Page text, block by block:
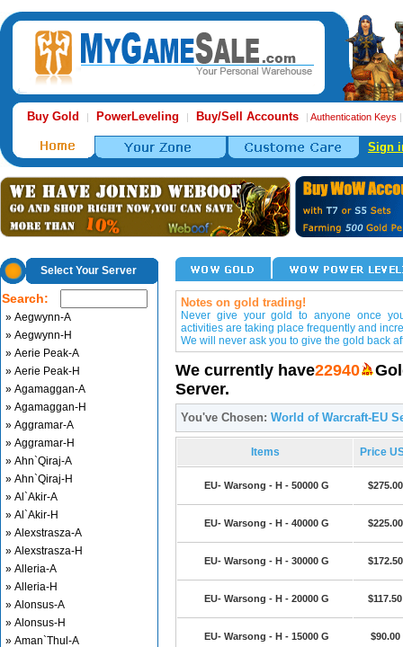
Buy Gold | PowerLeveling | Buy/Sell Accounts | Authentication Keys
Sign
Select Your Server
Search:
» Aegwynn-A
» Aegwynn-H
» Aerie Peak-A
» Aerie Peak-H
» Agamaggan-A
» Agamaggan-H
» Aggramar-A
» Aggramar-H
» Ahn`Qiraj-A
» Ahn`Qiraj-H
» Al`Akir-A
» Al`Akir-H
» Alexstrasza-A
» Alexstrasza-H
» Alleria-A
» Alleria-H
» Alonsus-A
» Alonsus-H
» Aman`Thul-A
Notes on gold trading!
Never give your gold to anyone once
activities are taking place frequently and
We will never ask you to give the gold back
We currently have22940
Server.
You've Chosen: World of Warcraft-EU
Items Price
EU- Warsong - H - 50000 G $275.00
EU- Warsong - H - 40000 G $225.00
EU- Warsong - H - 30000 G $172.50
EU- Warsong - H - 20000 G $117.50
EU- Warsong - H - 15000 G $90.00